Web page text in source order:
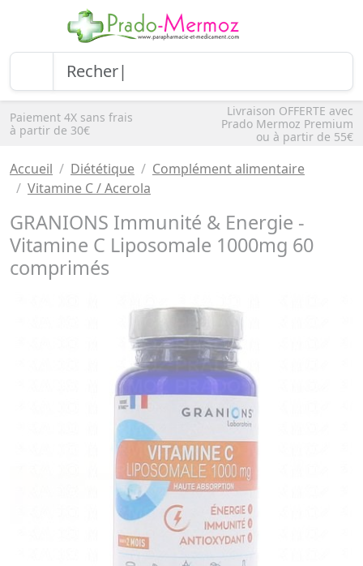
Paiement 4X sans frais
à partir de 30€
Livraison OFFERTE avec
Prado Mermoz Premium
ou à partir de 55€
Accueil Diététique
Complément alimentaire
Vitamine C / Acerola
GRANIONS Immunité & Energie -
Vitamine C Liposomale 1000mg 60
comprimés